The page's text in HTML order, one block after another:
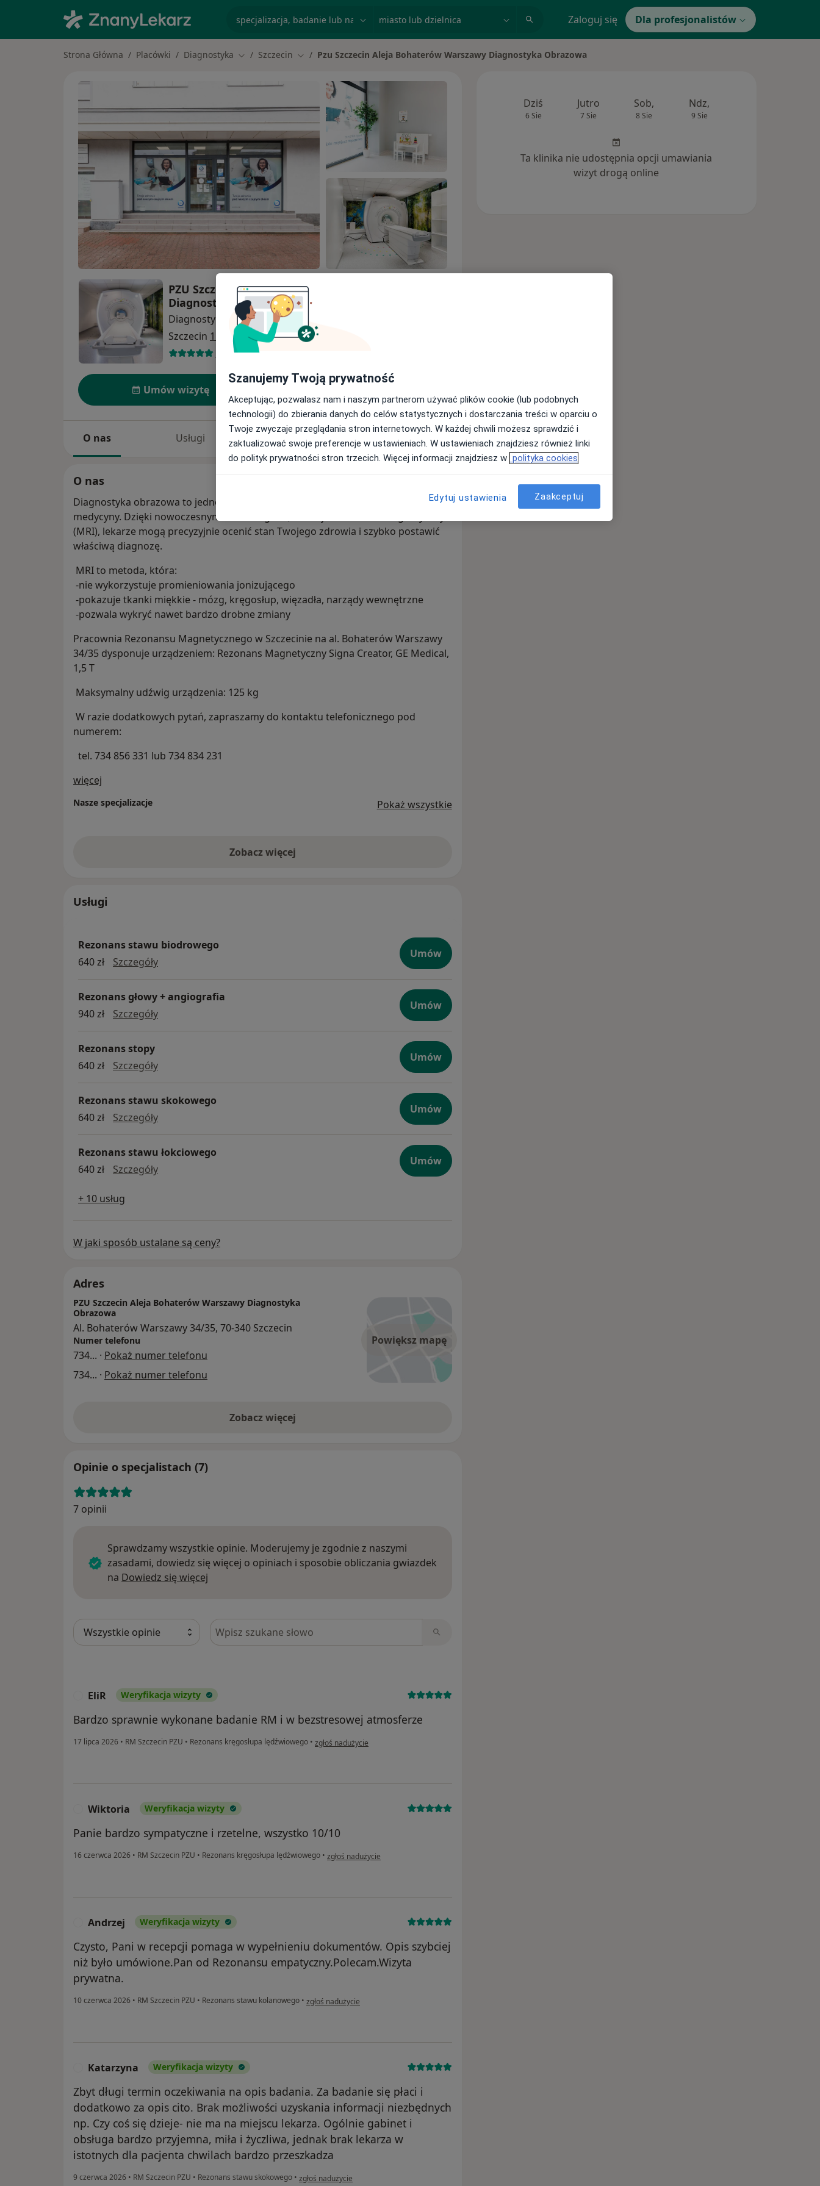
Zaloguj się Dla profesjonalistów
Strona Główna Placówki Diagnostyka Zmień miasto
Szczecin Zmień miasto
Pzu Szczecin Aleja Bohaterów Warszawy Diagnostyka Obrazowa
PZU Szczecin Aleja Bohaterów Warszawy
Diagnostyka Obrazowa
Diagnostyka
Szczecin 1 adres
7 opinii
Umów wizytę
O nas Usługi Adresy Opinie
O nas
Diagnostyka obrazowa to jedno z najważniejszych narzędzi współczesnej
medycyny. Dzięki nowoczesnym technologiom, takim jak rezonans magnetyczny
(MRI), lekarze mogą precyzyjnie ocenić stan Twojego zdrowia i szybko postawić
właściwą diagnozę.
MRI to metoda, która:
-nie wykorzystuje promieniowania jonizującego
-pokazuje tkanki miękkie - mózg, kręgosłup, więzadła, narządy wewnętrzne
-pozwala wykryć nawet bardzo drobne zmiany
Pracownia Rezonansu Magnetycznego w Szczecinie na al. Bohaterów Warszawy
34/35 dysponuje urządzeniem: Rezonans Magnetyczny Signa Creator, GE Medical,
1,5 T
Maksymalny udźwig urządzenia: 125 kg
W razie dodatkowych pytań, zapraszamy do kontaktu telefonicznego pod
numerem:
tel. 734 856 331 lub 734 834 231
więcej
Nasze specjalizacje Pokaż wszystkie
Zobacz więcej
Usługi
Rezonans stawu biodrowego
640 zł
SzczegółyRezonans stawu biodrowego
Umów
Rezonans głowy + angiografia
940 zł
SzczegółyRezonans głowy + angiografia
Umów
Rezonans stopy
640 zł
SzczegółyRezonans stopy
Umów
Rezonans stawu skokowego
640 zł
SzczegółyRezonans stawu skokowego
Umów
Rezonans stawu łokciowego
640 zł
SzczegółyRezonans stawu łokciowego
Umów
+ 10 usług
W jaki sposób ustalane są ceny?
Adres
Powiększ mapę
PZU Szczecin Aleja Bohaterów Warszawy Diagnostyka
Obrazowa
Al. Bohaterów Warszawy 34/35, 70-340 Szczecin
Numer telefonu
734... · Pokaż numer telefonu
734... · Pokaż numer telefonu
Zobacz więcej
Opinie o specjalistach (7)
7 opinii
Sprawdzamy wszystkie opinie. Moderujemy je zgodnie z naszymi
zasadami, dowiedz się więcej o opiniach i sposobie obliczania gwiazdek
na Dowiedz się więcej
Szukaj w opiniach
EliR Weryfikacja wizyty
Bardzo sprawnie wykonane badanie RM i w bezstresowej atmosferze
17 lipca 2026 • RM Szczecin PZU • Rezonans kręgosłupa lędźwiowego • w opinii użytkownika EliR
zgłoś nadużycie
Wiktoria Weryfikacja wizyty
Panie bardzo sympatyczne i rzetelne, wszystko 10/10
16 czerwca 2026 • RM Szczecin PZU • Rezonans kręgosłupa lędźwiowego • w opinii użytkownika Wiktoria
zgłoś nadużycie
Andrzej Weryfikacja wizyty
Czysto, Pani w recepcji pomaga w wypełnieniu dokumentów. Opis szybciej
niż było umówione.Pan od Rezonansu empatyczny.Polecam.Wizyta
prywatna.
10 czerwca 2026 • RM Szczecin PZU • Rezonans stawu kolanowego • w opinii użytkownika Andrzej
zgłoś nadużycie
Katarzyna Weryfikacja wizyty
Zbyt długi termin oczekiwania na opis badania. Za badanie się płaci i
dodatkowo za opis cito. Brak możliwości uzyskania informacji niezbędnych
np. Czy coś się dzieje- nie ma na miejscu lekarza. Ogólnie gabinet i
obsługa bardzo przyjemna, miła i życzliwa, jednak brak lekarza w
istotnych dla pacjenta chwilach bardzo przeszkadza
9 czerwca 2026 • RM Szczecin PZU • Rezonans stawu skokowego • w opinii użytkownika Katarzyna
zgłoś nadużycie
Dziś
6 Sie
Jutro
7 Sie
Sob,
8 Sie
Ndz,
9 Sie
Ta klinika nie udostępnia opcji umawiania
wizyt drogą online
Szanujemy Twoją prywatność
Akceptując, pozwalasz nam i naszym partnerom używać plików cookie (lub podobnych
technologii) do zbierania danych do celów statystycznych i dostarczania treści w oparciu o
Twoje zwyczaje przeglądania stron internetowych. W każdej chwili możesz sprawdzić i
zaktualizować swoje preferencje w ustawieniach. W ustawieniach znajdziesz również linki
do polityk prywatności stron trzecich. Więcej informacji znajdziesz w polityka cookies
Edytuj ustawienia Zaakceptuj